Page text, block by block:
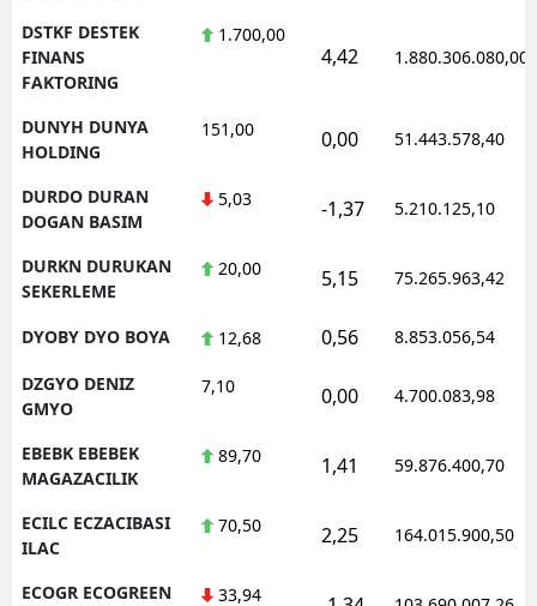
DSTKF DESTEK
FINANS
FAKTORING
1.700,00
4,42 1.880.306.080,00
DUNYH DUNYA
HOLDING
151,00 0,00 51.443.578,40
DURDO DURAN
DOGAN BASIM
5,03 -1,37 5.210.125,10
DURKN DURUKAN
SEKERLEME
20,00 5,15 75.265.963,42
DYOBY DYO BOYA 12,68 0,56 8.853.056,54
DZGYO DENIZ
GMYO
7,10 0,00 4.700.083,98
EBEBK EBEBEK
MAGAZACILIK
89,70 1,41 59.876.400,70
ECILC ECZACIBASI
ILAC
70,50 2,25 164.015.900,50
ECOGR ECOGREEN
33,94